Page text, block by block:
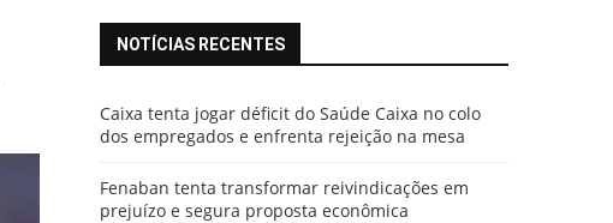
NOTÍCIAS RECENTES
Caixa tenta jogar déficit do Saúde Caixa no colo
dos empregados e enfrenta rejeição na mesa
Fenaban tenta transformar reivindicações em
prejuízo e segura proposta econômica